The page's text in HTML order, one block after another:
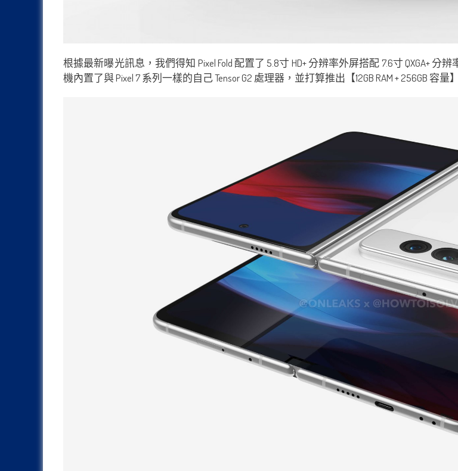
根據最新曝光訊息，我們得知 Pixel Fold 配置了 5.8寸 HD+ 分辨率外屏搭配 7.6寸 QXGA+ 分
機內置了與 Pixel 7 系列一樣的自己 Tensor G2 處理器，並打算推出【12GB RAM + 256GB 容量